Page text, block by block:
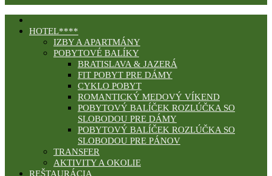
HOTEL****
IZBY A APARTMÁNY
POBYTOVÉ BALÍKY
BRATISLAVA & JAZERÁ
FIT POBYT PRE DÁMY
CYKLO POBYT
ROMANTICKÝ MEDOVÝ VÍKEND
POBYTOVÝ BALÍČEK ROZLÚČKA SO
SLOBODOU PRE DÁMY
POBYTOVÝ BALÍČEK ROZLÚČKA SO
SLOBODOU PRE PÁNOV
TRANSFER
AKTIVITY A OKOLIE
REŠTAURÁCIA